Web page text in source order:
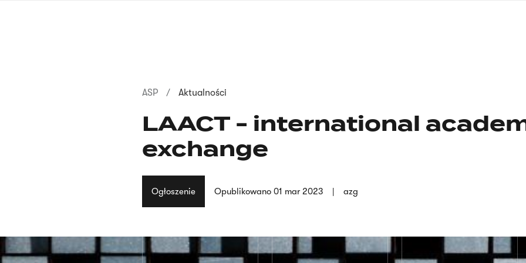
Ścieżka
nawigacyjna
ASP Aktualności
LAACT - international
exchange
Ogłoszenie Opublikowano 01 mar 2023 azg